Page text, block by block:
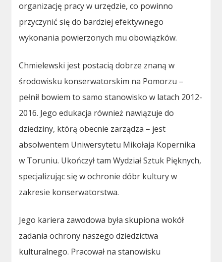
organizację pracy w urzędzie, co powinno
przyczynić się do bardziej efektywnego
wykonania powierzonych mu obowiązków.
Chmielewski jest postacią dobrze znaną w
środowisku konserwatorskim na Pomorzu –
pełnił bowiem to samo stanowisko w latach 2012-
2016. Jego edukacja również nawiązuje do
dziedziny, którą obecnie zarządza – jest
absolwentem Uniwersytetu Mikołaja Kopernika
w Toruniu. Ukończył tam Wydział Sztuk Pięknych,
specjalizując się w ochronie dóbr kultury w
zakresie konserwatorstwa.
Jego kariera zawodowa była skupiona wokół
zadania ochrony naszego dziedzictwa
kulturalnego. Pracował na stanowisku